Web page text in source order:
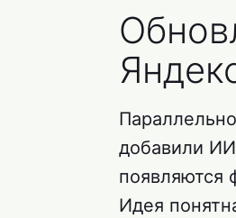
добавили
появляются
Идея